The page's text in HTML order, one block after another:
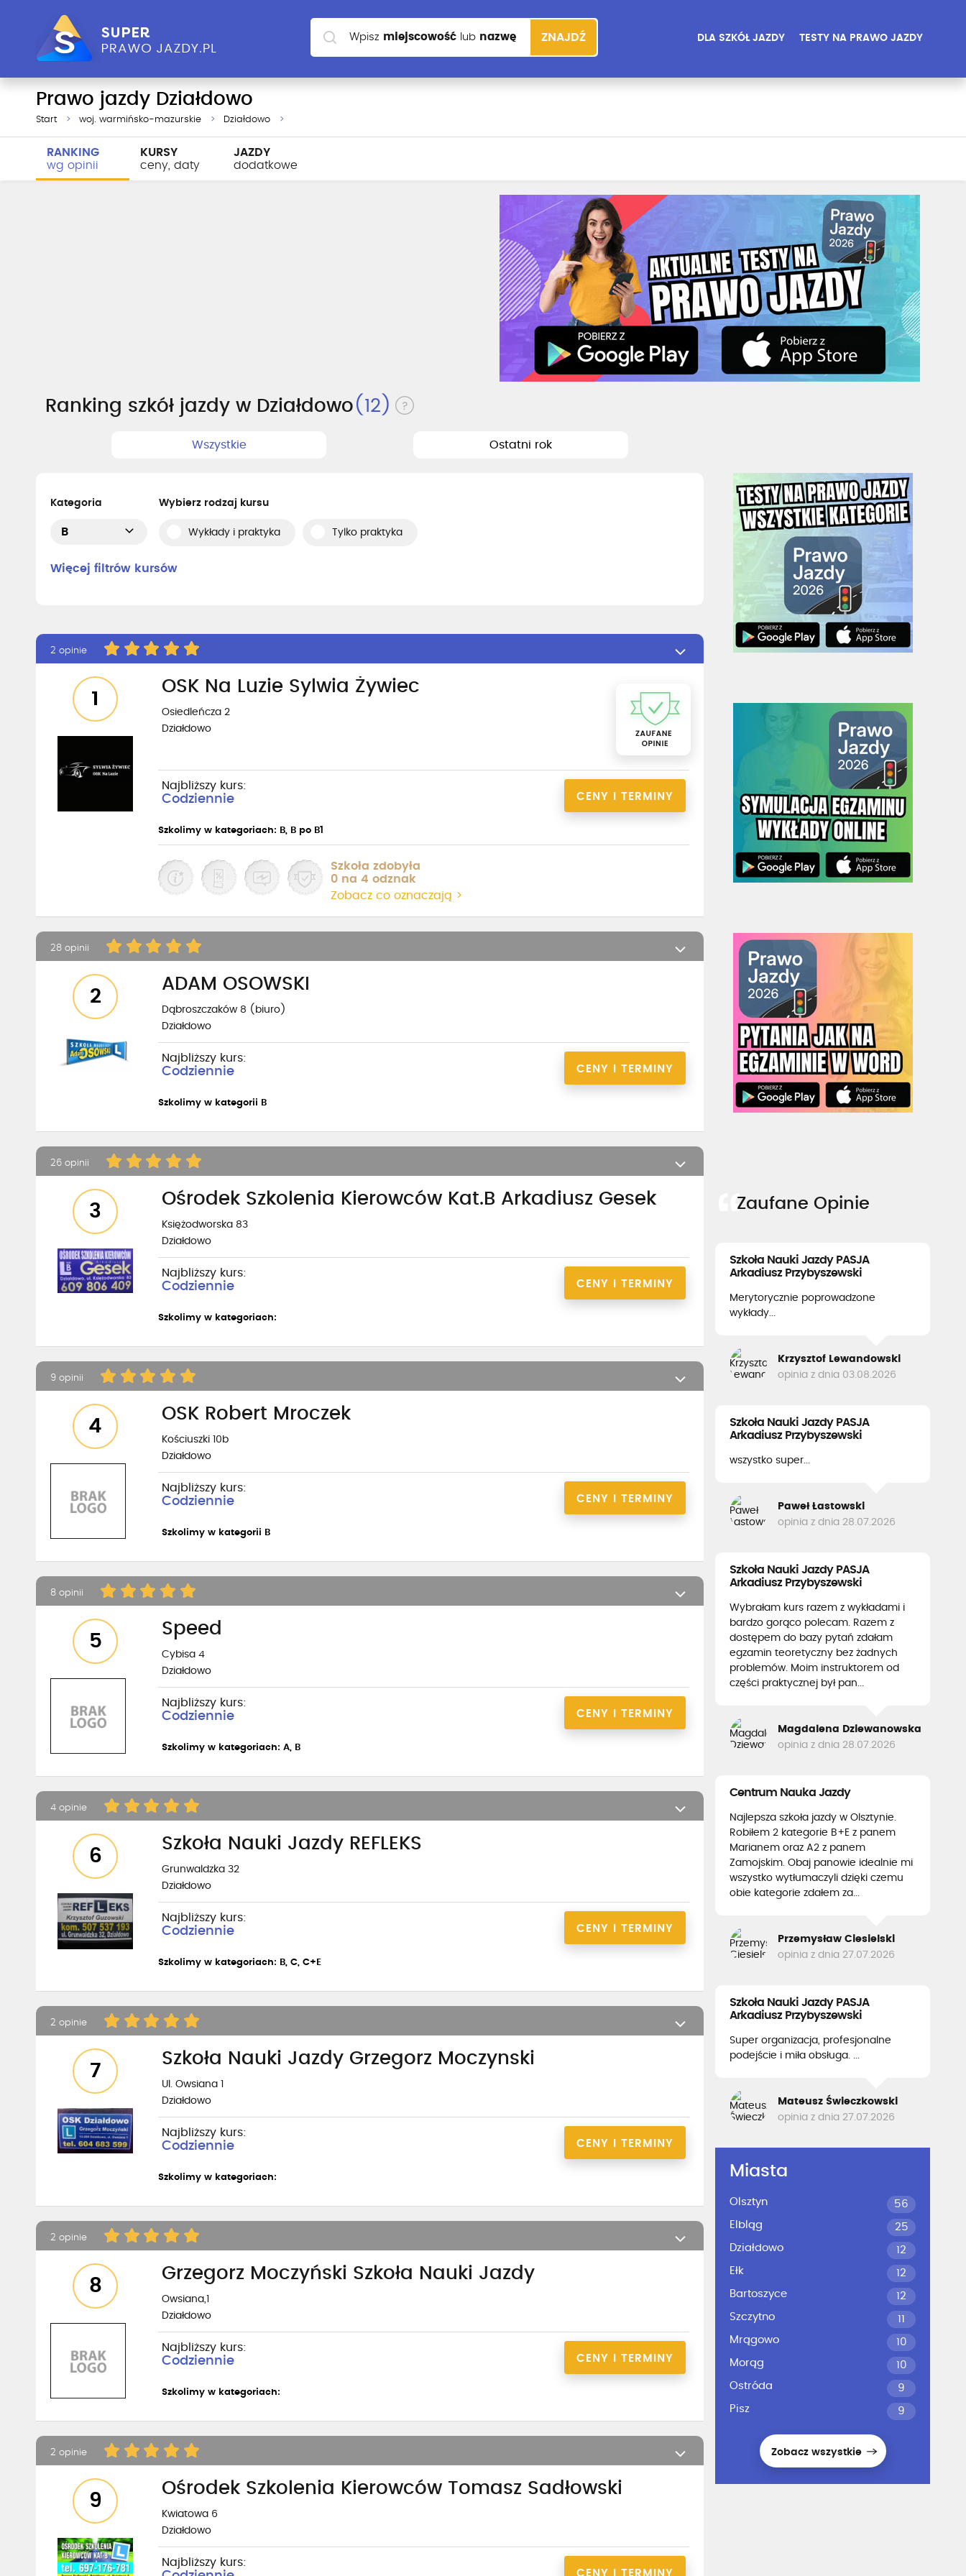
DLA SZKÓŁ JAZDY TESTY NA PRAWO JAZDY
Wpisz miejscowość lub nazwę
szkoły
ZNAJDŹ
Prawo jazdy Działdowo
Start woj. warmińsko-mazurskie Działdowo
RANKING
wg opinii
KURSY
ceny, daty
JAZDY
dodatkowe
Ranking szkół jazdy w Działdowo(12)
Wszystkie Ostatni rok
Kategoria
B
Wybierz rodzaj kursu
Wykłady i praktyka Tylko praktyka
Więcej filtrów kursów
2 opinie
1
OSK Na Luzie Sylwia Żywiec
Osiedleńcza 2
Działdowo
CENY I TERMINY
Najbliższy kurs:
Codziennie
Szkolimy w kategoriach: B, B po B1
Szkoła zdobyła
0 na 4 odznak
Zobacz co oznaczają >
28 opinii
2
ADAM OSOWSKI
Dąbroszczaków 8 (biuro)
Działdowo
CENY I TERMINY
Najbliższy kurs:
Codziennie
Szkolimy w kategorii B
26 opinii
3
Ośrodek Szkolenia Kierowców Kat.B Arkadiusz Gesek
Księżodworska 83
Działdowo
CENY I TERMINY
Najbliższy kurs:
Codziennie
Szkolimy w kategoriach:
9 opinii
4
OSK Robert Mroczek
Kościuszki 10b
Działdowo
CENY I TERMINY
Najbliższy kurs:
Codziennie
Szkolimy w kategorii B
8 opinii
5
Speed
Cybisa 4
Działdowo
CENY I TERMINY
Najbliższy kurs:
Codziennie
Szkolimy w kategoriach: A, B
4 opinie
6
Szkoła Nauki Jazdy REFLEKS
Grunwaldzka 32
Działdowo
CENY I TERMINY
Najbliższy kurs:
Codziennie
Szkolimy w kategoriach: B, C, C+E
2 opinie
7
Szkoła Nauki Jazdy Grzegorz Moczynski
Ul. Owsiana 1
Działdowo
CENY I TERMINY
Najbliższy kurs:
Codziennie
Szkolimy w kategoriach:
2 opinie
8
Grzegorz Moczyński Szkoła Nauki Jazdy
Owsiana,1
Działdowo
CENY I TERMINY
Najbliższy kurs:
Codziennie
Szkolimy w kategoriach:
2 opinie
9
Ośrodek Szkolenia Kierowców Tomasz Sadłowski
Kwiatowa 6
Działdowo
CENY I TERMINY
Najbliższy kurs:
Zaufane Opinie
Szkoła Nauki Jazdy PASJA
Arkadiusz Przybyszewski
Merytorycznie poprowadzone
wykłady...
Krzysztof Lewandowski
opinia z dnia 03.08.2026
Szkoła Nauki Jazdy PASJA
Arkadiusz Przybyszewski
wszystko super...
Paweł Łastowski
opinia z dnia 28.07.2026
Szkoła Nauki Jazdy PASJA
Arkadiusz Przybyszewski
Wybrałam kurs razem z wykładami i
bardzo gorąco polecam. Razem z
dostępem do bazy pytań zdałam
egzamin teoretyczny bez żadnych
problemów. Moim instruktorem od
części praktycznej był pan...
Magdalena Dziewanowska
opinia z dnia 28.07.2026
Centrum Nauka Jazdy
Najlepsza szkoła jazdy w Olsztynie.
Robiłem 2 kategorie B+E z panem
Marianem oraz A2 z panem
Zamojskim. Obaj panowie idealnie mi
wszystko wytłumaczyli dzięki czemu
obie kategorie zdałem za...
Przemysław Ciesielski
opinia z dnia 27.07.2026
Szkoła Nauki Jazdy PASJA
Arkadiusz Przybyszewski
Super organizacja, profesjonalne
podejście i miła obsługa. ...
Mateusz Świeczkowski
opinia z dnia 27.07.2026
Miasta
Olsztyn
56
Elbląg
25
Działdowo
12
Ełk
12
Bartoszyce
12
Szczytno
11
Mrągowo
10
Morąg
10
Ostróda
9
Pisz
9
Zobacz wszystkie